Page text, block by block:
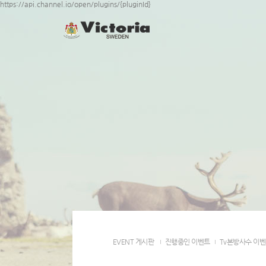
https://api.channel.io/open/plugins/{pluginId}
EVENT 게시판 진행중인 이벤트 Tv본방사수 이